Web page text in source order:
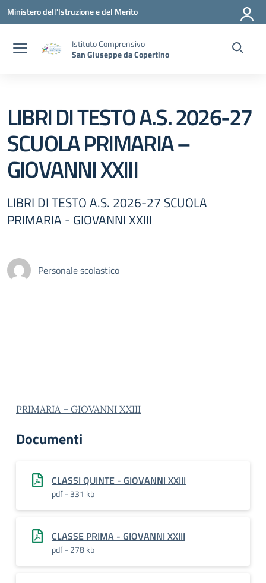
Vai ai contenuti
Vai al menu di navigazione
Vai al footer
Ministero dell'Istruzione e del Merito
Istituto Comprensivo
San Giuseppe da Copertino
LIBRI DI TESTO A.S. 2026-27
SCUOLA PRIMARIA –
GIOVANNI XXIII
LIBRI DI TESTO A.S. 2026-27 SCUOLA
PRIMARIA - GIOVANNI XXIII
Personale scolastico
PRIMARIA – GIOVANNI XXIII
Documenti
CLASSI QUINTE - GIOVANNI XXIII
pdf - 331 kb
CLASSE PRIMA - GIOVANNI XXIII
pdf - 278 kb